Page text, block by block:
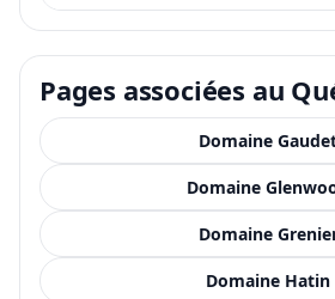
Pages associées au
Domaine
Domaine
Domaine
Domaine Hatin